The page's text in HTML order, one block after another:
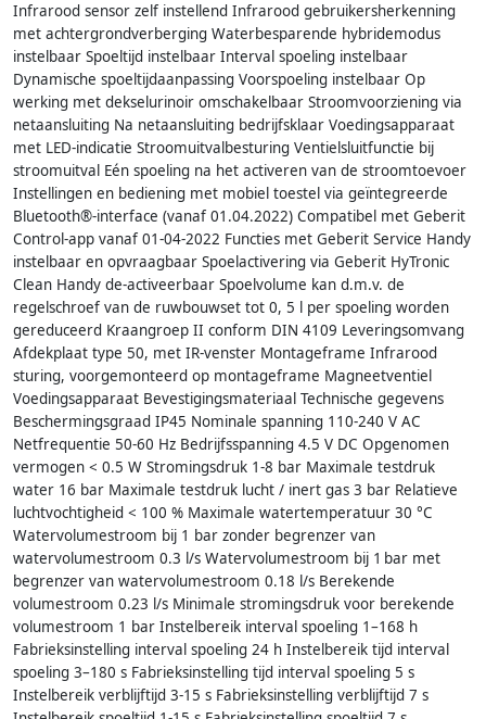
Infrarood sensor zelf instellend Infrarood gebruikersherkenning
met achtergrondverberging Waterbesparende hybridemodus
instelbaar Spoeltijd instelbaar Interval spoeling instelbaar
Dynamische spoeltijdaanpassing Voorspoeling instelbaar Op
werking met dekselurinoir omschakelbaar Stroomvoorziening via
netaansluiting Na netaansluiting bedrijfsklaar Voedingsapparaat
met LED-indicatie Stroomuitvalbesturing Ventielsluitfunctie bij
stroomuitval Eén spoeling na het activeren van de stroomtoevoer
Instellingen en bediening met mobiel toestel via geïntegreerde
Bluetooth®-interface (vanaf 01.04.2022) Compatibel met Geberit
Control-app vanaf 01-04-2022 Functies met Geberit Service Handy
instelbaar en opvraagbaar Spoelactivering via Geberit HyTronic
Clean Handy de-activeerbaar Spoelvolume kan d.m.v. de
regelschroef van de ruwbouwset tot 0, 5 l per spoeling worden
gereduceerd Kraangroep II conform DIN 4109 Leveringsomvang
Afdekplaat type 50, met IR-venster Montageframe Infrarood
sturing, voorgemonteerd op montageframe Magneetventiel
Voedingsapparaat Bevestigingsmateriaal Technische gegevens
Beschermingsgraad IP45 Nominale spanning 110-240 V AC
Netfrequentie 50-60 Hz Bedrijfsspanning 4.5 V DC Opgenomen
vermogen < 0.5 W Stromingsdruk 1-8 bar Maximale testdruk
water 16 bar Maximale testdruk lucht / inert gas 3 bar Relatieve
luchtvochtigheid < 100 % Maximale watertemperatuur 30 °C
Watervolumestroom bij 1 bar zonder begrenzer van
watervolumestroom 0.3 l/s Watervolumestroom bij 1 bar met
begrenzer van watervolumestroom 0.18 l/s Berekende
volumestroom 0.23 l/s Minimale stromingsdruk voor berekende
volumestroom 1 bar Instelbereik interval spoeling 1–168 h
Fabrieksinstelling interval spoeling 24 h Instelbereik tijd interval
spoeling 3–180 s Fabrieksinstelling tijd interval spoeling 5 s
Instelbereik verblijftijd 3-15 s Fabrieksinstelling verblijftijd 7 s